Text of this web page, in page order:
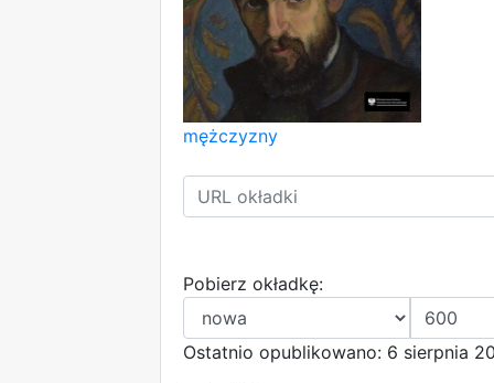
mężczyzny
Pobierz okładkę:
Ostatnio opublikowano: 6 sierpnia